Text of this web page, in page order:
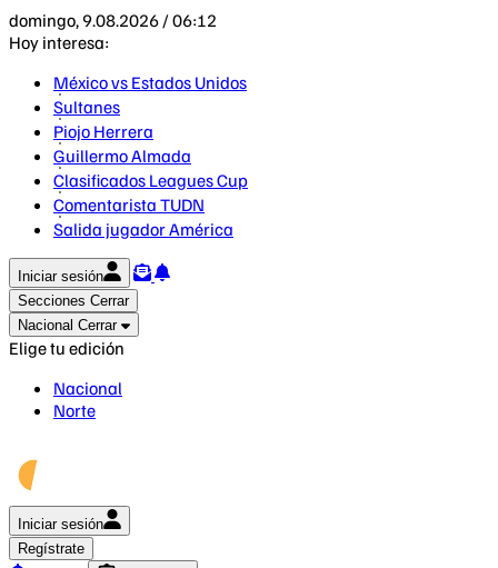
domingo, 9.08.2026 / 06:12
Hoy interesa:
México vs Estados Unidos
Sultanes
Piojo Herrera
Guillermo Almada
Clasificados Leagues Cup
Comentarista TUDN
Salida jugador América
Iniciar sesión
Secciones Cerrar
Nacional Cerrar
Elige tu edición
Nacional
Norte
Iniciar sesión
Regístrate